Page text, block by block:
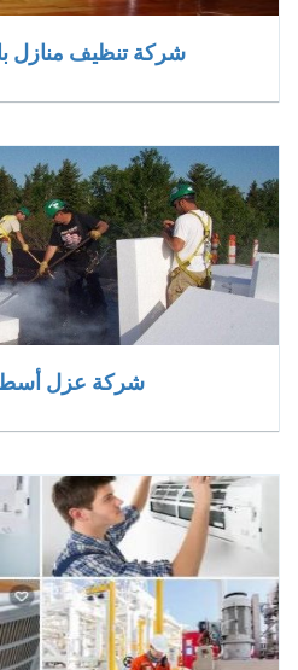
شركة تنظيف منازل
شركة عزل